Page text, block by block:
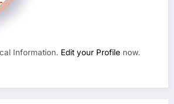
Information. Edit your Profile now.